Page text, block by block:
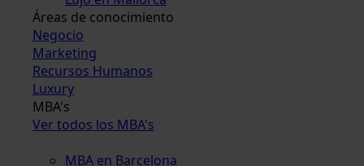
Áreas de conocimiento
Negocio
Marketing
Recursos Humanos
Luxury
MBA's
Ver todos los MBA's
MBA en Barcelona